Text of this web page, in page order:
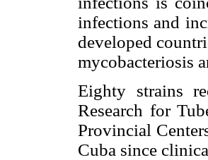
infections and
developed
mycobacteriosis
Eighty strains
Research for
Provincial
Cuba since